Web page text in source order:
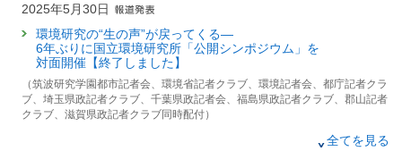
2025年5月30日
環境研究の“生の声”が戻ってくる—
6年ぶりに国立環境研究所「公開シンポジウム」を
対面開催【終了しました】
（筑波研究学園都市記者会、環境省記者クラブ、環境記者会、都庁記者クラ
ブ、埼玉県政記者クラブ、千葉県政記者会、福島県政記者クラブ、郡山記者
クラブ、滋賀県政記者クラブ同時配付）
全てを見る